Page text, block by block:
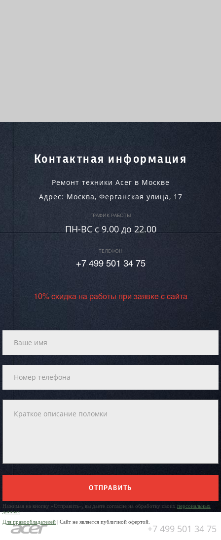
Контактная информация
Ремонт техники Acer в Москве
Адрес: Москва, Ферганская улица, 17
ГРАФИК РАБОТЫ
ПН-ВC c 9.00 до 22.00
ТЕЛЕФОН
+7 499 501 34 75
10% скидка на работы при заявке с сайта
ОТПРАВИТЬ
Нажимая на кнопку «Отправить», вы даете согласие на обработку своих персональных
данных
Для правообладателей | Сайт не является публичной офертой.
+7 499 501 34 75